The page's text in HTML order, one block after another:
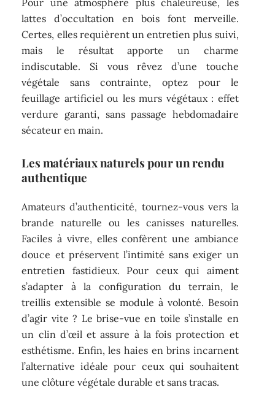
Pour une atmosphère plus chaleureuse, les
lattes d’occultation en bois font merveille.
Certes, elles requièrent un entretien plus suivi,
mais le résultat apporte un charme
indiscutable. Si vous rêvez d’une touche
végétale sans contrainte, optez pour le
feuillage artificiel ou les murs végétaux : effet
verdure garanti, sans passage hebdomadaire
sécateur en main.
Les matériaux naturels pour un rendu
authentique
Amateurs d’authenticité, tournez-vous vers la
brande naturelle ou les canisses naturelles.
Faciles à vivre, elles confèrent une ambiance
douce et préservent l’intimité sans exiger un
entretien fastidieux. Pour ceux qui aiment
s’adapter à la configuration du terrain, le
treillis extensible se module à volonté. Besoin
d’agir vite ? Le brise-vue en toile s’installe en
un clin d’œil et assure à la fois protection et
esthétisme. Enfin, les haies en brins incarnent
l’alternative idéale pour ceux qui souhaitent
une clôture végétale durable et sans tracas.